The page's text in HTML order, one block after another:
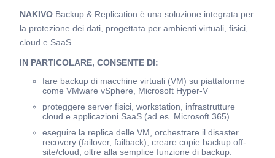
NAKIVO Backup & Replication è una soluzione integrata per
la protezione dei dati, progettata per ambienti virtuali, fisici,
cloud e SaaS.
IN PARTICOLARE, CONSENTE DI:
fare backup di macchine virtuali (VM) su piattaforme
come VMware vSphere, Microsoft Hyper-V
proteggere server fisici, workstation, infrastrutture
cloud e applicazioni SaaS (ad es. Microsoft 365)
eseguire la replica delle VM, orchestrare il disaster
recovery (failover, failback), creare copie backup off-
site/cloud, oltre alla semplice funzione di backup.